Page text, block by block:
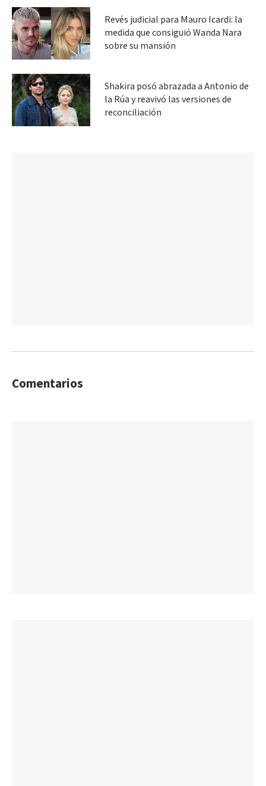
Revés judicial para Mauro Icardi: la
medida que consiguió Wanda Nara
sobre su mansión
Shakira posó abrazada a Antonio de
la Rúa y reavivó las versiones de
reconciliación
Comentarios